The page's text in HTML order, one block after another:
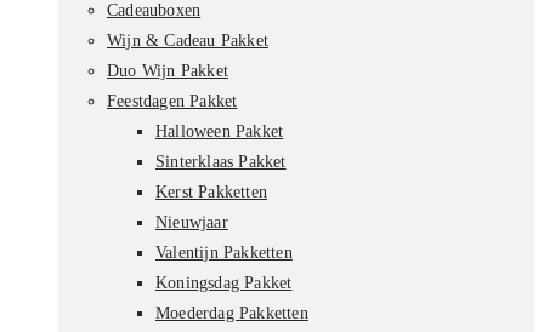
Cadeauboxen
Wijn & Cadeau Pakket
Duo Wijn Pakket
Feestdagen Pakket
Halloween Pakket
Sinterklaas Pakket
Kerst Pakketten
Nieuwjaar
Valentijn Pakketten
Koningsdag Pakket
Moederdag Pakketten